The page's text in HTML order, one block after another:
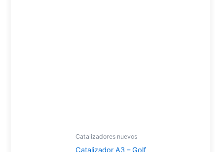
Catalizadores nuevos
Catalizador A3 – Golf